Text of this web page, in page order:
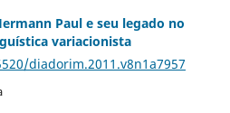
Paul e seu legado no
variacionista
diadorim.2011.v8n1a7957